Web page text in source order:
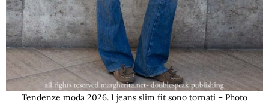
Tendenze moda 2026. I jeans slim fit sono tornati – Photo